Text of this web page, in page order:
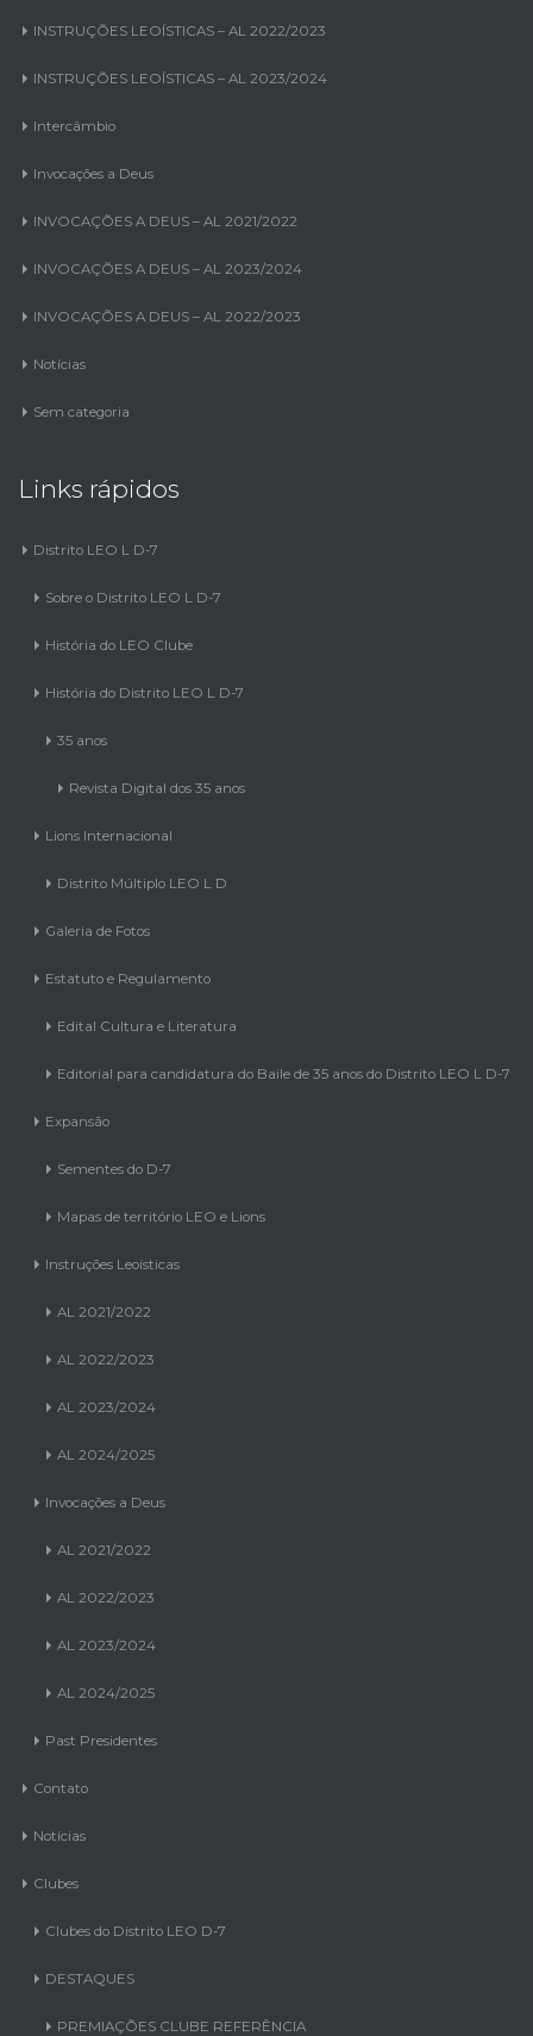
INSTRUÇÕES LEOÍSTICAS – AL 2022/2023
INSTRUÇÕES LEOÍSTICAS – AL 2023/2024
Intercâmbio
Invocações a Deus
INVOCAÇÕES A DEUS – AL 2021/2022
INVOCAÇÕES A DEUS – AL 2023/2024
INVOCAÇÕES A DEUS – AL 2022/2023
Notícias
Sem categoria
Links rápidos
Distrito LEO L D-7
Sobre o Distrito LEO L D-7
História do LEO Clube
História do Distrito LEO L D-7
35 anos
Revista Digital dos 35 anos
Lions Internacional
Distrito Múltiplo LEO L D
Galeria de Fotos
Estatuto e Regulamento
Edital Cultura e Literatura
Editorial para candidatura do Baile de 35 anos do Distrito LEO L D-7
Expansão
Sementes do D-7
Mapas de território LEO e Lions
Instruções Leoísticas
AL 2021/2022
AL 2022/2023
AL 2023/2024
AL 2024/2025
Invocações a Deus
AL 2021/2022
AL 2022/2023
AL 2023/2024
AL 2024/2025
Past Presidentes
Contato
Notícias
Clubes
Clubes do Distrito LEO D-7
DESTAQUES
PREMIAÇÕES CLUBE REFERÊNCIA